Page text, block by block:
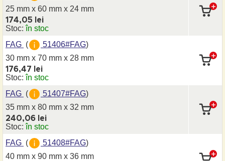
25 mm x 60 mm x 24 mm
174,05 lei
Stoc:în stoc
FAG ( 51406#FAG)
30 mm x 70 mm x 28 mm
176,47 lei
Stoc:în stoc
FAG ( 51407#FAG)
35 mm x 80 mm x 32 mm
240,06 lei
Stoc:în stoc
FAG ( 51408#FAG)
40 mm x 90 mm x 36 mm